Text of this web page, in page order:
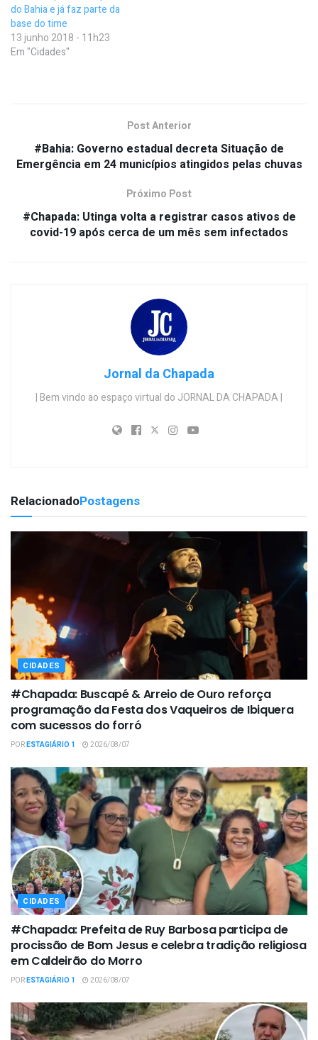
do Bahia e já faz parte da
base do time
13 junho 2018 - 11h23
Em "Cidades"
Post Anterior
#Bahia: Governo estadual decreta Situação de
Emergência em 24 municípios atingidos pelas chuvas
Próximo Post
#Chapada: Utinga volta a registrar casos ativos de
covid-19 após cerca de um mês sem infectados
Jornal da Chapada
| Bem vindo ao espaço virtual do JORNAL DA CHAPADA |
RelacionadoPostagens
CIDADES
#Chapada: Buscapé & Arreio de Ouro reforça
programação da Festa dos Vaqueiros de Ibiquera
com sucessos do forró
PORESTAGIÁRIO 1 2026/08/07
CIDADES
#Chapada: Prefeita de Ruy Barbosa participa de
procissão de Bom Jesus e celebra tradição religiosa
em Caldeirão do Morro
PORESTAGIÁRIO 1 2026/08/07